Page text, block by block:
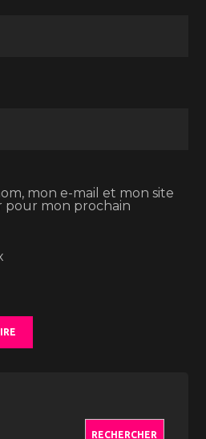
mon e-mail et mon site
pour mon prochain
RECHERCHER